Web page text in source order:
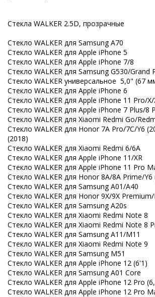
Стекла WALKER 2.5D, прозрачные
Стекло WALKER для Samsung A70
Стекло WALKER для Apple iPhone 5
Стекло WALKER для Apple iPhone 7/8
Стекло WALKER для Samsung G530/Grand
Стекло WALKER универсальное 5,0" (67
Стекло WALKER для Apple iPhone 6
Стекло WALKER для Apple iPhone 11 Pro/X/
Стекло WALKER для Apple iPhone 7 Plus/8
Стекло WALKER для Xiaomi Redmi Go/
Стекло WALKER для Honor 7A Pro/7C/Y6
(2018)
Стекло WALKER для Xiaomi Redmi 6/6A
Стекло WALKER для Apple iPhone 11/XR
Стекло WALKER для Apple iPhone 11 Pro
Стекло WALKER для Honor 8A/8A Prime/Y6
Стекло WALKER для Samsung A01/A40
Стекло WALKER для Honor 9X/9X
Стекло WALKER для Samsung A20s
Стекло WALKER для Xiaomi Redmi Note 8
Стекло WALKER для Xiaomi Redmi Note 8
Стекло WALKER для Samsung A11/M11
Стекло WALKER для Xiaomi Redmi Note 9
Стекло WALKER для Samsung M51
Стекло WALKER для Apple iPhone 12 (6'1)
Стекло WALKER для Samsung A01 Core
Стекло WALKER для Apple iPhone 12 Pro
Стекло WALKER для Apple iPhone 12 Pro